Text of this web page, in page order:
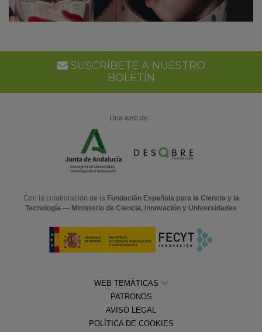
SUSCRÍBETE A NUESTRO
BOLETÍN
Una web de:
Con la colaboración de la Fundación Española para la Ciencia y la
Tecnología — Ministerio de Ciencia, Innovación y Universidades
WEB TEMÁTICAS
PATRONOS
AVISO LEGAL
POLÍTICA DE COOKIES